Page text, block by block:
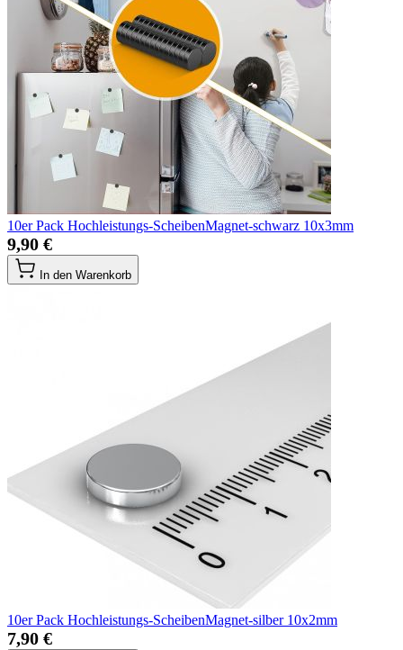
10er Pack Hochleistungs-ScheibenMagnet-schwarz 10x3mm
9,90 €
In den Warenkorb
10er Pack Hochleistungs-ScheibenMagnet-silber 10x2mm
7,90 €